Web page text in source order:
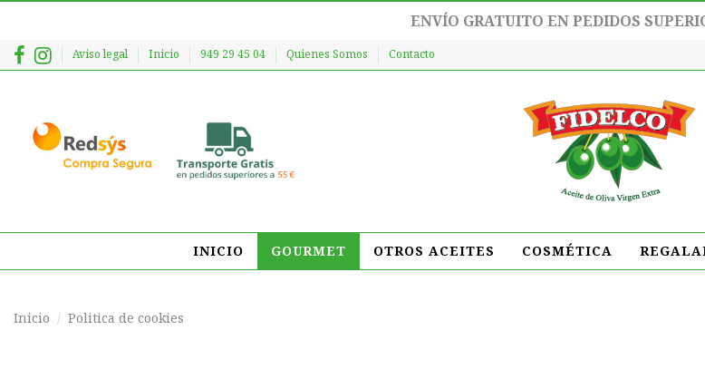
ENVÍO GRATUITO EN PEDIDOS
Aviso legal Inicio 949 29 45 04 Quienes Somos Contacto
INICIO GOURMET OTROS ACEITES COSMÉTICA
Inicio Politica de cookies